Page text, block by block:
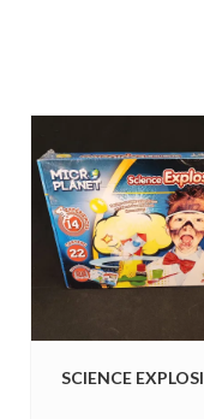
SCIENCE